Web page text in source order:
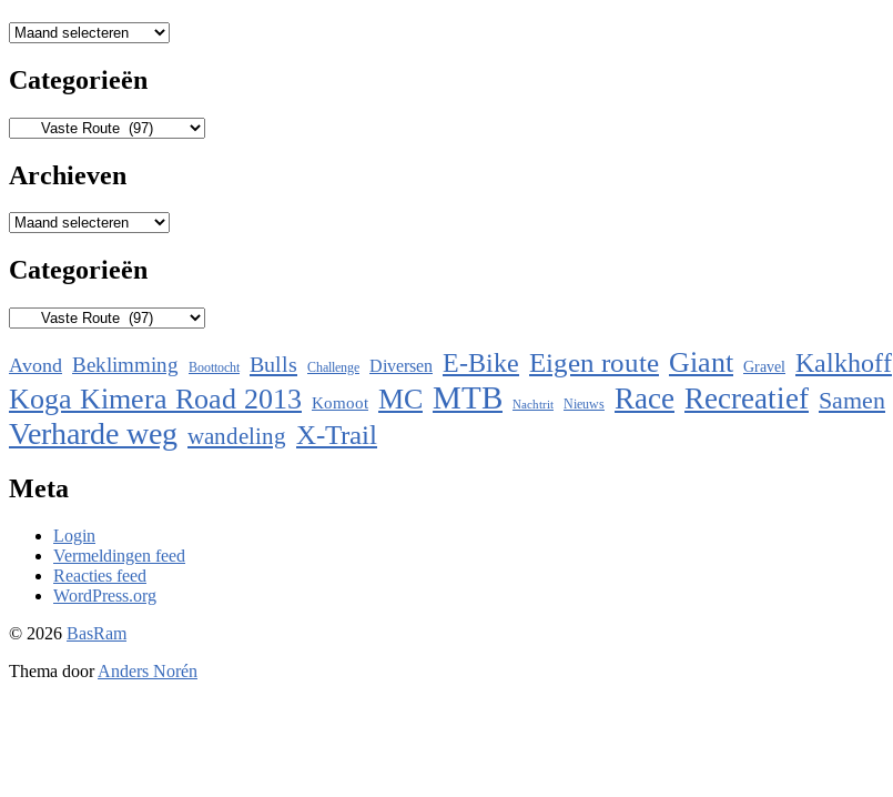
Archieven
Categorieën
Categorieën
Archieven
Archieven
Categorieën
Categorieën
Avond Beklimming Boottocht Bulls Challenge Diversen E-Bike Eigen route Giant Gravel Kalkhoff
Koga Kimera Road 2013 Komoot MC MTB Nachtrit Nieuws Race Recreatief Samen
Verharde weg wandeling X-Trail
Meta
Login
Vermeldingen feed
Reacties feed
WordPress.org
© 2026 BasRam
Thema doorAnders Norén